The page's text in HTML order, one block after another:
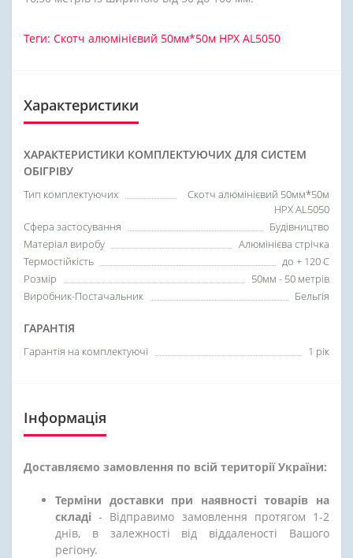
Теги: Скотч алюмінієвий 50мм*50м HPX AL5050
Характеристики
ХАРАКТЕРИСТИКИ КОМПЛЕКТУЮЧИХ ДЛЯ СИСТЕМ
ОБІГРІВУ
Тип комплектуючих
Скотч алюмінієвий 50мм*50м
HPX AL5050
Сфера застосування
Будівництво
Матеріал виробу
Алюмінієва стрічка
Термостійкість
до + 120 С
Розмір
50мм - 50 метрів
Виробник-Постачальник
Бельгія
ГАРАНТІЯ
Гарантія на комплектуючі 1 рік
Інформація
Доставляємо замовлення по всій території України:
Терміни доставки при наявності товарів на
складі - Відправимо замовлення протягом 1-2
днів, в залежності від віддаленості Вашого
регіону.